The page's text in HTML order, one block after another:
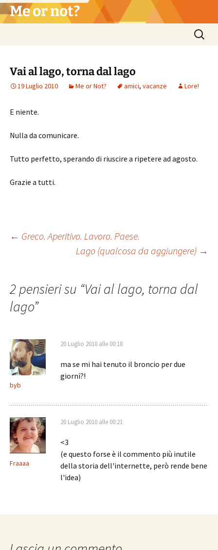
Vai
al Me or not?
Ricerca
per:
Vai al lago, torna dal lago
19 Luglio 2010 Me or Not? amici, vacanze Lore!
E niente.
Nulla da comunicare.
Tutto perfetto, sperando di riuscire a ripetere ad agosto.
Grazie a tutti.
Navigazione
← Greco. Aperitivo. Lavoro. Paese.
Lago (qualcosa da aggiungere) →
2 pensieri su “Vai al lago, torna dal
lago”
byb
20 Luglio 2010 alle 00:18
ma se mi hai tenuto il broncio per due
giorni?!
Fraaaa
20 Luglio 2010 alle 00:21
<3
(e questo forse è il commento più inutile
della storia dell'internette, però rende bene
l'idea)